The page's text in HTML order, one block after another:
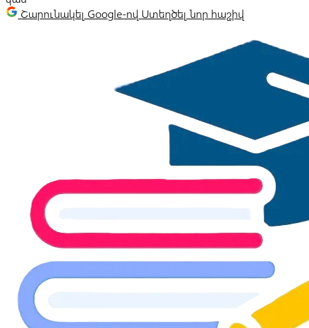
Շարունակել Google-ով Ստեղծել նոր հաշիվ